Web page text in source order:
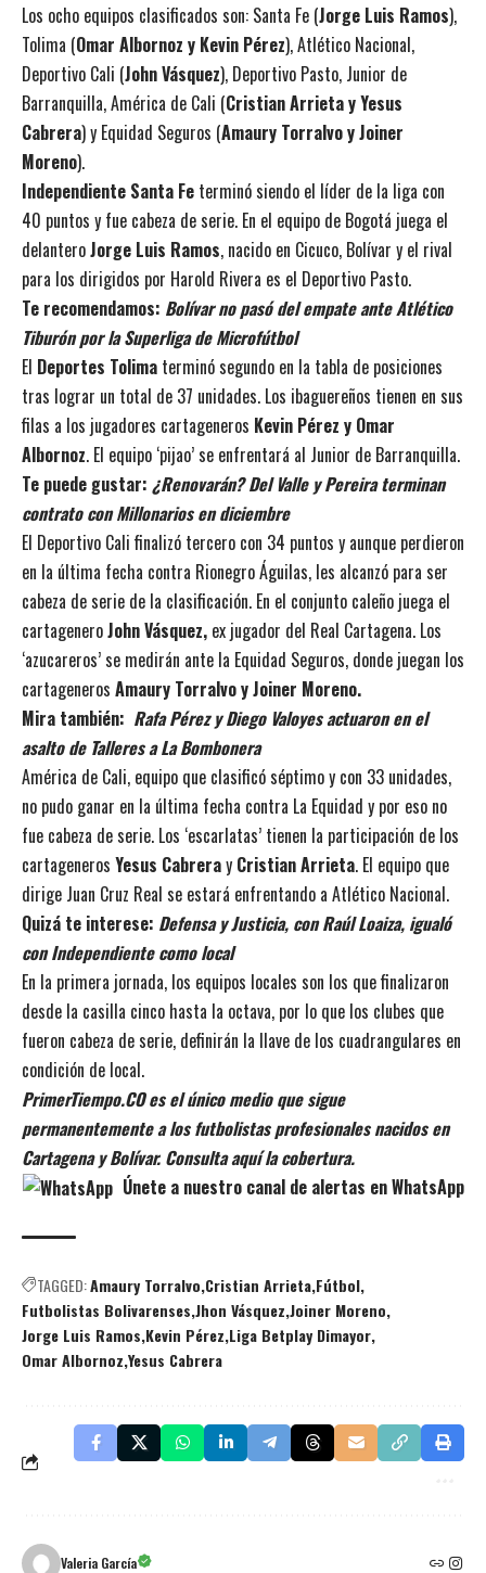
Los ocho equipos clasificados son: Santa Fe (Jorge Luis Ramos),
Tolima (Omar Albornoz y Kevin Pérez), Atlético Nacional,
Deportivo Cali (John Vásquez), Deportivo Pasto, Junior de
Barranquilla, América de Cali (Cristian Arrieta y Yesus
Cabrera) y Equidad Seguros (Amaury Torralvo y Joiner
Moreno).
Independiente Santa Fe terminó siendo el líder de la liga con
40 puntos y fue cabeza de serie. En el equipo de Bogotá juega el
delanteroJorge Luis Ramos, nacido en Cicuco, Bolívar y el rival
para los dirigidos por Harold Rivera es el Deportivo Pasto.
Te recomendamos: Bolívarno pasó del empate ante Atlético
Tiburón por la Superliga de Microfútbol
El Deportes Tolima terminó segundo en la tabla de posiciones
tras lograr un total de 37 unidades. Los ibaguereños tienen en sus
filas a los jugadores cartageneros Kevin Pérez y Omar
Albornoz. El equipo ‘pijao’ se enfrentará al Junior de Barranquilla.
Te puede gustar: ¿Renovarán? Del Valle y Pereira terminan
contrato con Millonarios en diciembre
El Deportivo Cali finalizó tercero con 34 puntos y aunque perdieron
en la última fecha contra Rionegro Águilas, les alcanzó para ser
cabeza de serie de la clasificación. En el conjunto caleño juega el
cartageneroJohn Vásquez, ex jugador del Real Cartagena. Los
‘azucareros’ se medirán ante la Equidad Seguros, donde juegan los
cartageneros Amaury Torralvo y Joiner Moreno.
Mira también: Rafa Pérez y Diego Valoyes actuaron en el
asalto de Talleres a La Bombonera
América de Cali, equipo que clasificó séptimo y con 33 unidades,
no pudo ganar en la última fecha contra La Equidad y por eso no
fue cabeza de serie. Los ‘escarlatas’ tienen la participación de los
cartageneros Yesus Cabreray Cristian Arrieta. El equipo que
dirige Juan Cruz Real se estará enfrentando a Atlético Nacional.
Quizá te interese: Defensa y Justicia, con Raúl Loaiza, igualó
con Independiente como local
En la primera jornada, los equipos locales son los que finalizaron
desde la casilla cinco hasta la octava, por lo que los clubes que
fueron cabeza de serie, definirán la llave de los cuadrangulares en
condición de local.
PrimerTiempo.CO es el único medio que sigue
permanentemente a los futbolistas profesionales nacidos en
Cartagena y Bolívar. Consulta aquí la cobertura.
Únete a nuestro canal de alertas en WhatsApp
TAGGED:Amaury Torralvo Cristian Arrieta Fútbol
Futbolistas Bolivarenses Jhon Vásquez Joiner Moreno
Jorge Luis Ramos Kevin Pérez Liga Betplay Dimayor
Omar Albornoz Yesus Cabrera
Valeria García